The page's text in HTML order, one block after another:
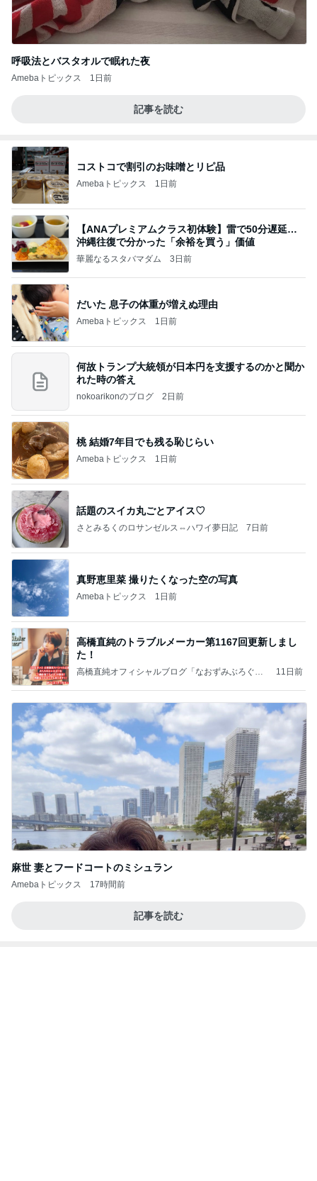
呼吸法とバスタオルで眠れた夜
Amebaトピックス 1日前
記事を読む
コストコで割引のお味噌とリピ品
Amebaトピックス 1日前
【ANAプレミアムクラス初体験】雷で50分遅延…
沖縄往復で分かった「余裕を買う」価値
華麗なるスタバマダム 3日前
だいた 息子の体重が増えぬ理由
Amebaトピックス 1日前
何故トランプ大統領が日本円を支援するのかと聞か
れた時の答え
nokoarikonのブログ 2日前
桃 結婚7年目でも残る恥じらい
Amebaトピックス 1日前
話題のスイカ丸ごとアイス♡
さとみるくのロサンゼルス⇔ハワイ夢日記 7日前
真野恵里菜 撮りたくなった空の写真
Amebaトピックス 1日前
高橋直純のトラブルメーカー第1167回更新しまし
た！
高橋直純オフィシャルブログ「なおずみぶろぐ」
11日前
麻世 妻とフードコートのミシュラン
Amebaトピックス 17時間前
記事を読む